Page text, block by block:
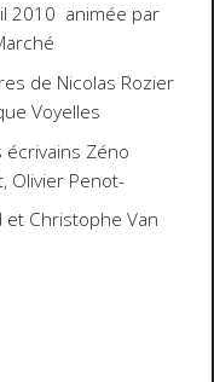
2010 animée par
de Nicolas Rozier
Voyelles
Zéno
Olivier Penot-
et Christophe Van